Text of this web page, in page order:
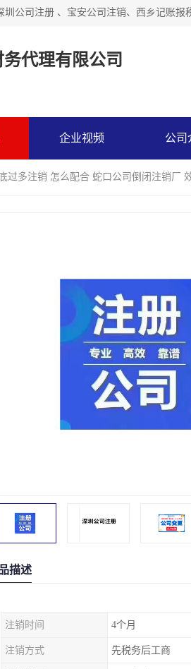
圳公司注册 、宝安公司注销、西乡记账报
代理有限公司
企业视频 公司
过多注销 怎么配合 蛇口公司倒闭注销厂
描述
注销时间 4个月
注销方式 先税务后工商